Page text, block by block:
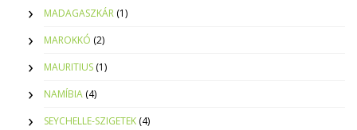
MADAGASZKÁR (1)
MAROKKÓ (2)
MAURITIUS (1)
NAMÍBIA (4)
SEYCHELLE-SZIGETEK (4)